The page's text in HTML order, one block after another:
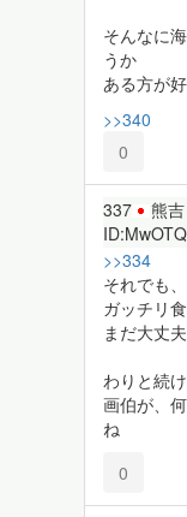
そんなに
うか
ある方が
>>340
0
337 熊吉
>>334
それでも
ガッチリ
まだ大丈
わりと続
画伯が、
ね
0